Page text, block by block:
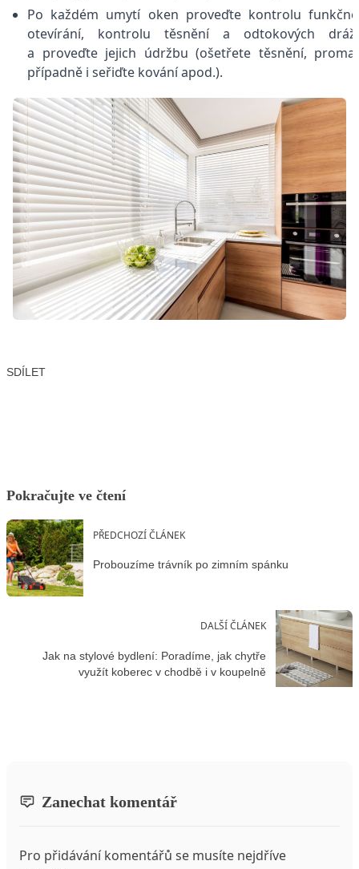
Po každém umytí oken proveďte kontrolu
otevírání, kontrolu těsnění a odtokových
a proveďte jejich údržbu (ošetřete těsnění,
případně i seřiďte kování apod.).
SDÍLET
Pokračujte ve čtení
PŘEDCHOZÍ ČLÁNEK
Probouzíme trávník po zimním spánku
DALŠÍ ČLÁNEK
Jak na stylové bydlení: Poradíme, jak chytře
využít koberec v chodbě i v koupelně
Zanechat komentář
Pro přidávání komentářů se musíte nejdříve